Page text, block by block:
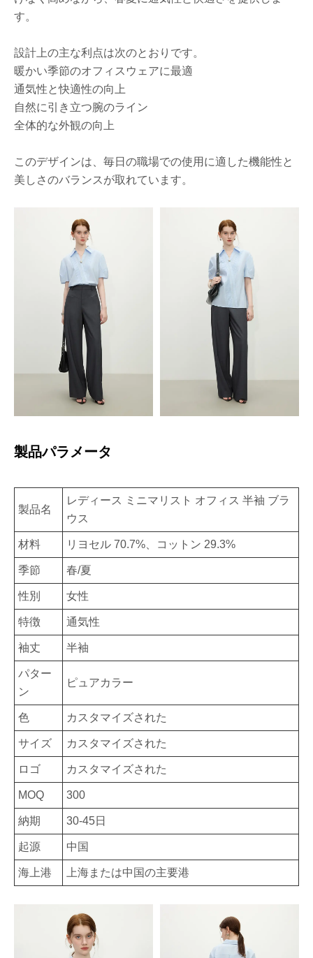
す。
設計上の主な利点は次のとおりです。
暖かい季節のオフィスウェアに最適
通気性と快適性の向上
自然に引き立つ腕のライン
全体的な外観の向上
このデザインは、毎日の職場での使用に適した機能性と
美しさのバランスが取れています。
製品パラメータ
製品名
レディース ミニマリスト オフィス 半袖 ブラ
ウス
材料 リヨセル 70.7%、コットン 29.3%
季節 春/夏
性別 女性
特徴 通気性
袖丈 半袖
パター
ン
ピュアカラー
色 カスタマイズされた
サイズ カスタマイズされた
ロゴ カスタマイズされた
MOQ 300
納期 30-45日
起源 中国
海上港 上海または中国の主要港